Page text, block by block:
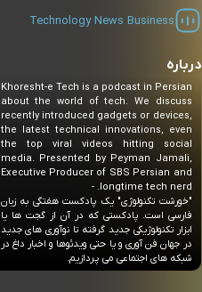
Business
News
Technology
درباره
Khoresht-e Tech is a podcast in Persian
about the world of tech. We discuss
recently introduced gadgets or devices,
the latest technical innovations, even
the top viral videos hitting social
media. Presented by Peyman Jamali,
Executive Producer of SBS Persian and
longtime tech nerd. -
"خورشت تکنولوژی" یک پادکست هفتگی به زبان
فارسی است. پادکستی که در آن از گجت ها یا
ابزار تکنولوژیکی جدید گرفته تا نوآوری های جدید
در جهان فن آوری و یا حتی ویدئوها و اخبار داغ در
شبکه های اجتماعی می پردازیم.